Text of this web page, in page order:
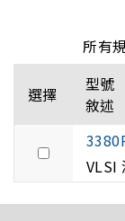
所有
選擇
型號
敘述
VLSI